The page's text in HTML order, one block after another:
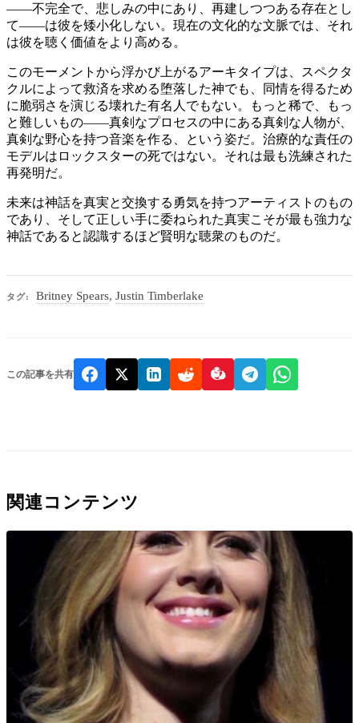
——不完全で、悲しみの中にあり、再建しつつある存在とし
て——は彼を矮小化しない。現在の文化的な文脈では、それ
は彼を聴く価値をより高める。
このモーメントから浮かび上がるアーキタイプは、スペクタ
クルによって救済を求める堕落した神でも、同情を得るため
に脆弱さを演じる壊れた有名人でもない。もっと稀で、もっ
と難しいもの——真剣なプロセスの中にある真剣な人物が、
真剣な野心を持つ音楽を作る、という姿だ。治療的な責任の
モデルはロックスターの死ではない。それは最も洗練された
再発明だ。
未来は神話を真実と交換する勇気を持つアーティストのもの
であり、そして正しい手に委ねられた真実こそが最も強力な
神話であると認識するほど賢明な聴衆のものだ。
タグ: Britney Spears,Justin Timberlake
この記事を共有
関連コンテンツ